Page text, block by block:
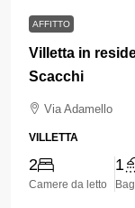
AFFITTO
Villetta in
Scacchi
Via Adamello
VILLETTA
2
Camere da letto
1